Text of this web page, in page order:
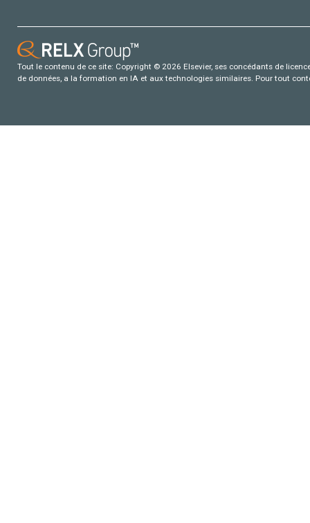
Tout le contenu de ce site: Copyright © 2026 Elsevier, ses concédants de
de données, a la formation en IA et aux technologies similaires. Pour tout